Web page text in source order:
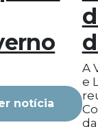
notícia
A
e